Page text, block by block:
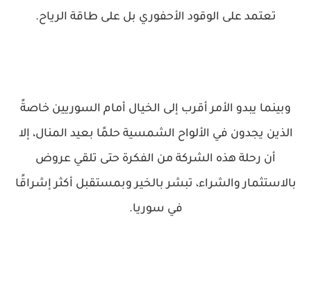
تعتمد على الوقود الأحفوري بل على طاقة الرياح.
وبينما يبدو الأمر أقرب إلى الخيال أمام السوريين خاصةً
الذين يجدون في الألواح الشمسية حلمًا بعيد المنال، إلا
أن رحلة هذه الشركة من الفكرة حتى تلقي عروض
بالاستثمار والشراء، تبشر بالخير وبمستقبل أكثر إشراقًا
في سوريا.